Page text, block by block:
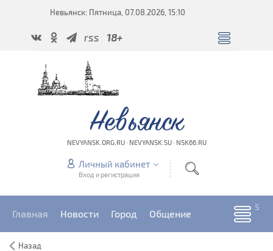
Невьянск: Пятница, 07.08.2026, 15:10
rss 18+
Невьянск
NEVYANSK.ORG.RU · NEVYANSK.SU · NSK66.RU
Личный кабинет
Вход и регистрация
Главная Новости Город Общение
Назад